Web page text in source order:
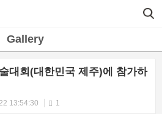
Gallery
대회(대한민국 제주)에 참가하
13:54:30 1